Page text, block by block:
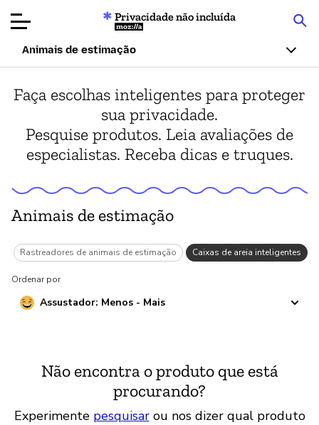
Avaliações de
produtos
Artigos
Privacidade não incluída
Mozilla
Animais de estimação
Faça escolhas inteligentes para proteger
sua privacidade.
Pesquise produtos. Leia avaliações de
especialistas. Receba dicas e truques.
Animais de estimação
Rastreadores de animais de estimação Caixas de areia inteligentes
Ordenar por
Assustador: Menos - Mais
Não encontra o produto que está
procurando?
Experimente pesquisarou nos dizer qual produto